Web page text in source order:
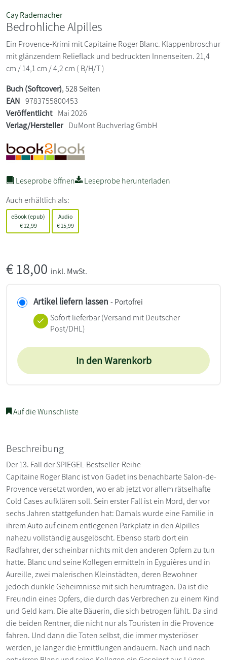
Cay Rademacher
Bedrohliche Alpilles
Ein Provence-Krimi mit Capitaine Roger Blanc. Klappenbroschur
mit glänzendem Relieflack und bedruckten Innenseiten. 21,4
cm / 14,1 cm / 4,2 cm ( B/H/T )
Buch (Softcover), 528 Seiten
EAN 9783755800453
Veröffentlicht Mai 2026
Verlag/Hersteller DuMont Buchverlag GmbH
Leseprobe öffnen
Leseprobe herunterladen
Auch erhältlich als:
eBook (epub)
€12,99
Audio
€ 15,99
€18,00 inkl. MwSt.
Artikel liefern lassen - Portofrei
Sofort lieferbar(Versand mit Deutscher
Post/DHL)
In den Warenkorb
Auf die Wunschliste
Beschreibung
Der 13. Fall der SPIEGEL-Bestseller-Reihe
Capitaine Roger Blanc ist von Gadet ins benachbarte Salon-de-
Provence versetzt worden, wo er ab jetzt vor allem rätselhafte
Cold Cases aufklären soll. Sein erster Fall ist ein Mord, der vor
sechs Jahren stattgefunden hat: Damals wurde eine Familie in
ihrem Auto auf einem entlegenen Parkplatz in den Alpilles
nahezu vollständig ausgelöscht. Ebenso starb dort ein
Radfahrer, der scheinbar nichts mit den anderen Opfern zu tun
hatte. Blanc und seine Kollegen ermitteln in Eyguières und in
Aureille, zwei malerischen Kleinstädten, deren Bewohner
jedoch dunkle Geheimnisse mit sich herumtragen. Da ist die
Freundin eines Opfers, die durch das Verbrechen zu einem Kind
und Geld kam. Die alte Bäuerin, die sich betrogen fühlt. Da sind
die beiden Rentner, die nicht nur als Touristen in die Provence
fahren. Und dann die Toten selbst, die immer mysteriöser
werden, je länger die Ermittlungen andauern. Nach und nach